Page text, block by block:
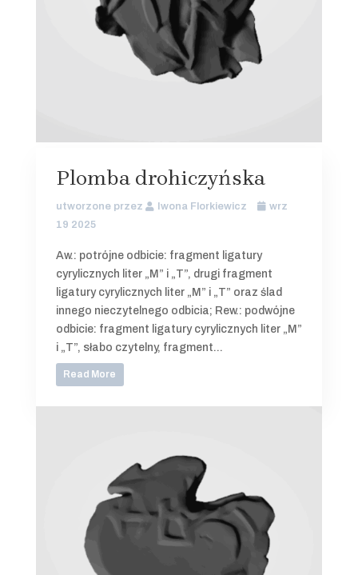
Plomba drohiczyńska
utworzone przez Iwona Florkiewicz
wrz
19 2025
Aw.: potrójne odbicie: fragment ligatury
cyrylicznych liter „M” i „T”, drugi fragment
ligatury cyrylicznych liter „M” i „T” oraz ślad
innego nieczytelnego odbicia; Rew.: podwójne
odbicie: fragment ligatury cyrylicznych liter „M”
i „T”, słabo czytelny, fragment...
Read More